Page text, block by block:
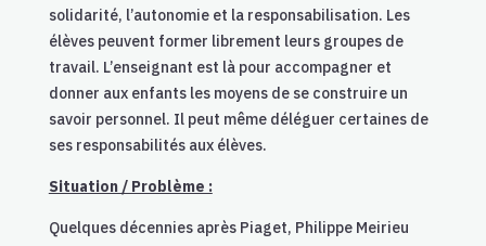
solidarité, l’autonomie et la responsabilisation. Les
élèves peuvent former librement leurs groupes de
travail. L’enseignant est là pour accompagner et
donner aux enfants les moyens de se construire un
savoir personnel. Il peut même déléguer certaines de
ses responsabilités aux élèves.
Situation / Problème :
Quelques décennies après Piaget, Philippe Meirieu